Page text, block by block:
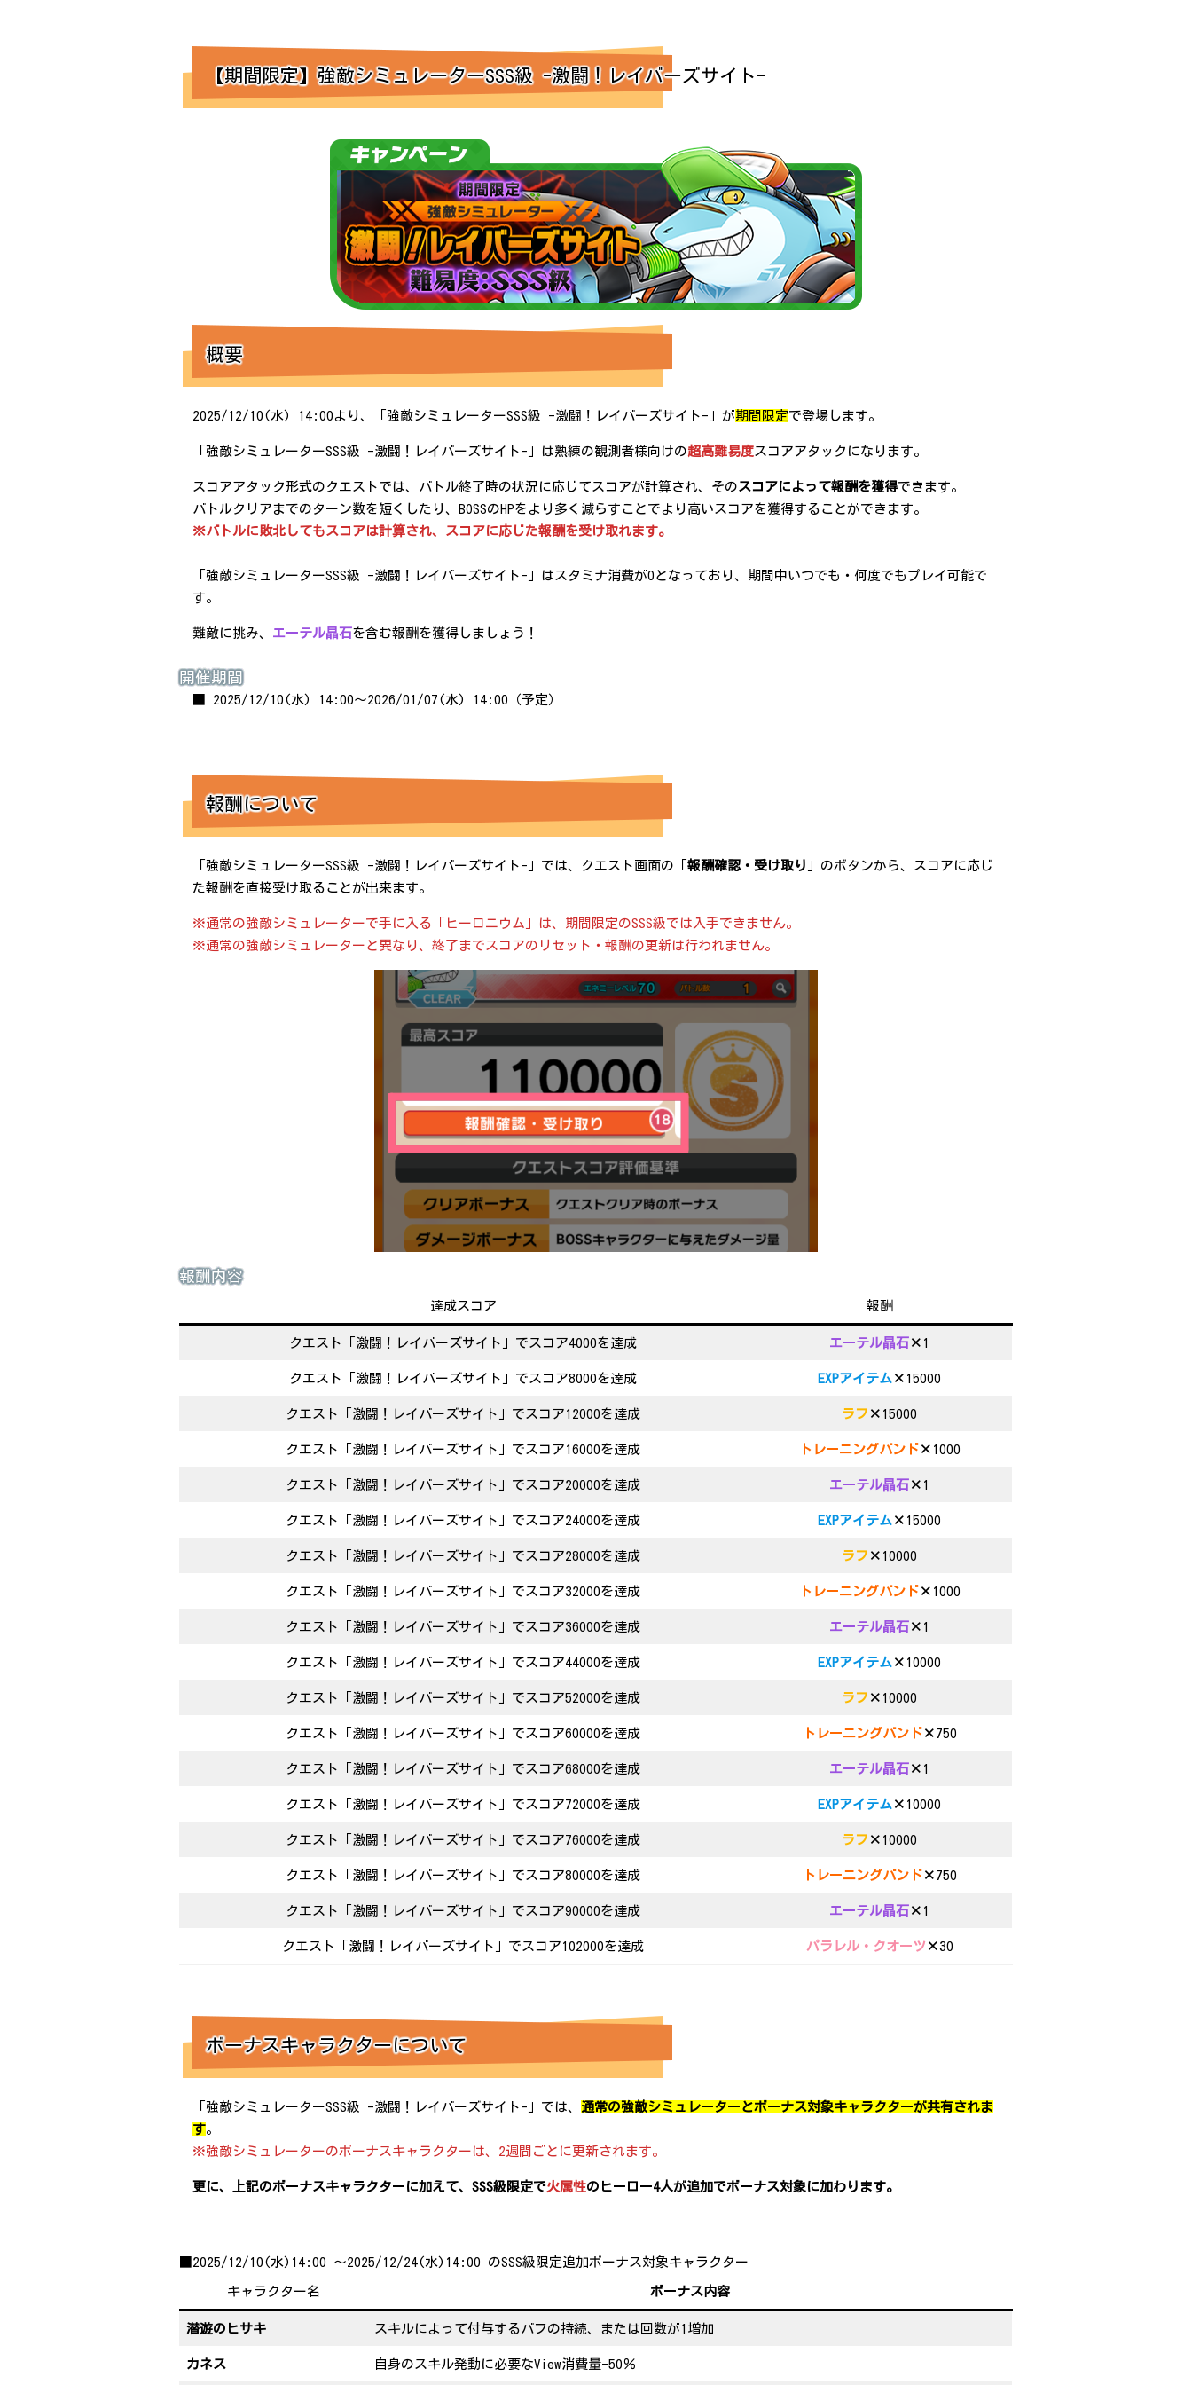
【期間限定】強敵シミュレーターSSS級 -激闘！レイバーズサイト-
概要
2025/12/10(水) 14:00より、「強敵シミュレーターSSS級 -激闘！レイバーズサイト-」が期間限定で登場します。
「強敵シミュレーターSSS級 -激闘！レイバーズサイト-」は熟練の観測者様向けの超高難易度スコアアタックになります。
スコアアタック形式のクエストでは、バトル終了時の状況に応じてスコアが計算され、そのスコアによって報酬を獲得できます。
バトルクリアまでのターン数を短くしたり、BOSSのHPをより多く減らすことでより高いスコアを獲得することができます。
※バトルに敗北してもスコアは計算され、スコアに応じた報酬を受け取れます。
「強敵シミュレーターSSS級 -激闘！レイバーズサイト-」はスタミナ消費が0となっており、期間中いつでも・何度でもプレイ可能で
す。
難敵に挑み、 エーテル晶石を含む報酬を獲得しましょう！
開催期間
■ 2025/12/10(水) 14:00～2026/01/07(水) 14:00（予定）
報酬について
「強敵シミュレーターSSS級 -激闘！レイバーズサイト-」では、クエスト画面の「 報酬確認・受け取り
」のボタンから、スコアに応じ
た報酬を直接受け取ることが出来ます。
※通常の強敵シミュレーターで手に入る「ヒーロニウム」は、期間限定のSSS級では入手できません。
※通常の強敵シミュレーターと異なり、終了までスコアのリセット・報酬の更新は行われません。
報酬内容
達成スコア 報酬
クエスト「激闘！レイバーズサイト」でスコア4000を達成 エーテル晶石 × 1
クエスト「激闘！レイバーズサイト」でスコア8000を達成 EXPアイテム × 15000
クエスト「激闘！レイバーズサイト」でスコア12000を達成 ラフ × 15000
クエスト「激闘！レイバーズサイト」でスコア16000を達成 トレーニングバンド× 1000
クエスト「激闘！レイバーズサイト」でスコア20000を達成 エーテル晶石 × 1
クエスト「激闘！レイバーズサイト」でスコア24000を達成 EXPアイテム × 15000
クエスト「激闘！レイバーズサイト」でスコア28000を達成 ラフ × 10000
クエスト「激闘！レイバーズサイト」でスコア32000を達成 トレーニングバンド× 1000
クエスト「激闘！レイバーズサイト」でスコア36000を達成 エーテル晶石 × 1
クエスト「激闘！レイバーズサイト」でスコア44000を達成 EXPアイテム × 10000
クエスト「激闘！レイバーズサイト」でスコア52000を達成 ラフ × 10000
クエスト「激闘！レイバーズサイト」でスコア60000を達成 トレーニングバンド× 750
クエスト「激闘！レイバーズサイト」でスコア68000を達成 エーテル晶石 × 1
クエスト「激闘！レイバーズサイト」でスコア72000を達成 EXPアイテム × 10000
クエスト「激闘！レイバーズサイト」でスコア76000を達成 ラフ × 10000
クエスト「激闘！レイバーズサイト」でスコア80000を達成 トレーニングバンド× 750
クエスト「激闘！レイバーズサイト」でスコア90000を達成 エーテル晶石 × 1
クエスト「激闘！レイバーズサイト」でスコア102000を達成 パラレル・クオーツ ×30
ボーナスキャラクターについて
「強敵シミュレーターSSS級 -激闘！レイバーズサイト-」では、 通常の強敵シミュレーターとボーナス対象キャラクターが共有されま
す。
※強敵シミュレーターのボーナスキャラクターは、2週間ごとに更新されます。
更に、上記のボーナスキャラクターに加えて、SSS級限定で火属性のヒーロー4人が追加でボーナス対象に加わります。
■2025/12/10(水)14:00 ～2025/12/24(水)14:00 のSSS級限定追加ボーナス対象キャラクター
キャラクター名 ボーナス内容
潜遊のヒサキ スキルによって付与するバフの持続、または回数が1増加
カネス 自身のスキル発動に必要なView消費量-50％